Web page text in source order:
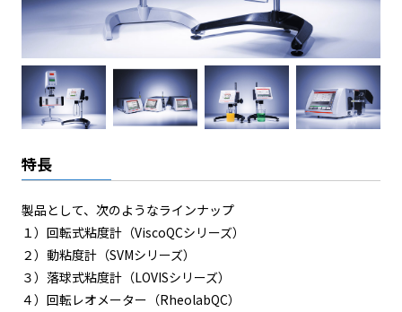
特長
製品として、次のようなラインナップ
１）回転式粘度計（ViscoQCシリーズ）
２）動粘度計（SVMシリーズ）
３）落球式粘度計（LOVISシリーズ）
４）回転レオメーター（RheolabQC）